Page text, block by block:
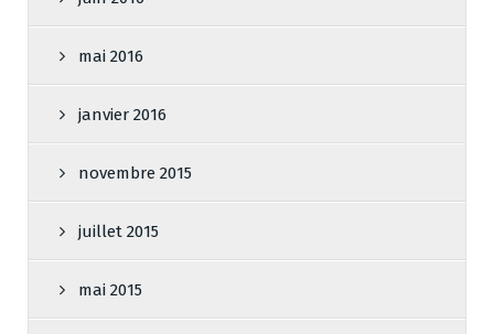
mai 2016
janvier 2016
novembre 2015
juillet 2015
mai 2015